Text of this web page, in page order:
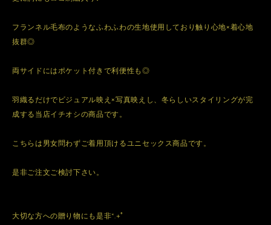
フランネル毛布のようなふわふわの生地使用しており触り心地×着心地
抜群◎
両サイドにはポケット付きで利便性も◎
羽織るだけでビジュアル映え×写真映えし、冬らしいスタイリングが完
成する当店イチオシの商品です。
こちらは男女問わずご着用頂けるユニセックス商品です。
是非ご注文ご検討下さい。
大切な方への贈り物にも是非*.+ﾟ